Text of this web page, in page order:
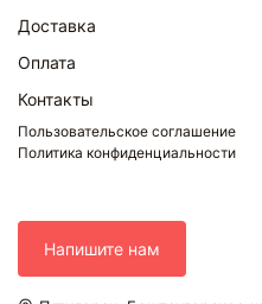
Доставка
Оплата
Контакты
Пользовательское соглашение
Политика конфиденциальности
Напишите нам